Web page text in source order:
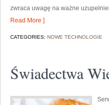
zwraca uwagę na ważne
Read More ]
CATEGORIES: NOWE TECHNOLOGIE
Świadectwa